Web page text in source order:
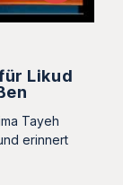
Likud
Tayeh
erinnert